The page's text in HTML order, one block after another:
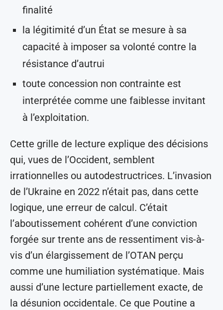
finalité
la légitimité d’un État se mesure à sa
capacité à imposer sa volonté contre la
résistance d’autrui
toute concession non contrainte est
interprétée comme une faiblesse invitant
à l’exploitation.
Cette grille de lecture explique des décisions
qui, vues de l’Occident, semblent
irrationnelles ou autodestructrices. L’invasion
de l’Ukraine en 2022 n’était pas, dans cette
logique, une erreur de calcul. C’était
l’aboutissement cohérent d’une conviction
forgée sur trente ans de ressentiment vis-à-
vis d’un élargissement de l’OTAN perçu
comme une humiliation systématique. Mais
aussi d’une lecture partiellement exacte, de
la désunion occidentale. Ce que Poutine a